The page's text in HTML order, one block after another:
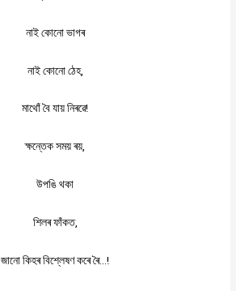
নাই কোনো ভাগৰ
নাই কোনো ঠেহ,
মাথোঁ বৈ যায় নিৰৱে!
ক্ষন্তেক সময় ৰয়,
উপঙি থকা
শিলৰ ফাঁকত,
জানো কিহৰ বিশ্লেষণ কৰে ৰৈ…!